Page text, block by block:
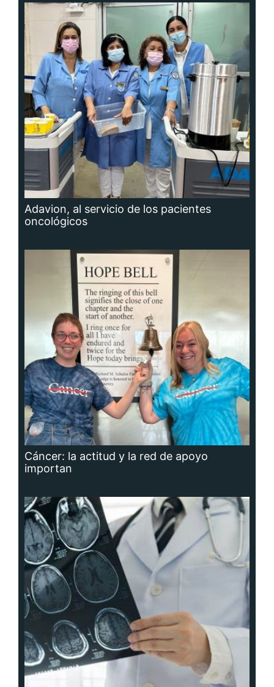
Adavion, al servicio de los pacientes
oncológicos
Cáncer: la actitud y la red de apoyo
importan